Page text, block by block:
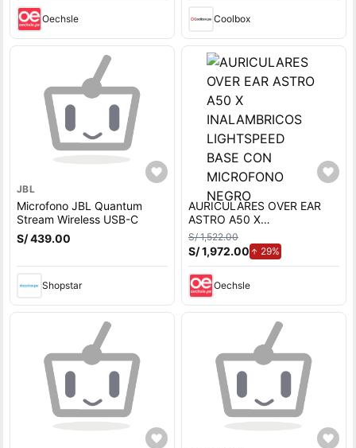
Oechsle Coolbox
JBL
Microfono JBL Quantum
Stream Wireless USB-C
S/ 439.00
Shopstar
AURICULARES OVER EAR
ASTRO A50 X
INALAMBRICOS
LIGHTSPEED BASE CON
MICROFONO NEGRO
S/ 1,522.00
S/ 1,972.00 29%de aumento.
Oechsle